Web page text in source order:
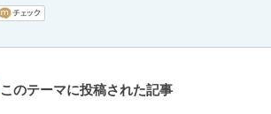
このテーマに投稿された記事